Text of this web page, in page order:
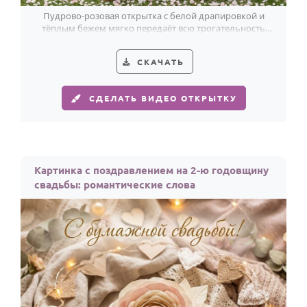
Пудрово-розовая открытка с белой драпировкой и
тёплым бежем мягко передаёт всю трогательность
СКАЧАТЬ
СДЕЛАТЬ ВИДЕО ОТКРЫТКУ
Картинка с поздравлением на 2-ю годовщину
свадьбы: романтические слова